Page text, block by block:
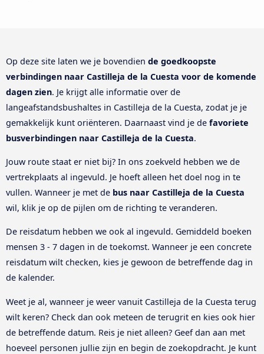
Op deze site laten we je bovendien de goedkoopste
verbindingen naar Castilleja de la Cuesta voor de komende
dagen zien. Je krijgt alle informatie over de
langeafstandsbushaltes in Castilleja de la Cuesta, zodat je je
gemakkelijk kunt oriënteren. Daarnaast vind je de favoriete
busverbindingen naar Castilleja de la Cuesta.
Jouw route staat er niet bij? In ons zoekveld hebben we de
vertrekplaats al ingevuld. Je hoeft alleen het doel nog in te
vullen. Wanneer je met de bus naar Castilleja de la Cuesta
wil, klik je op de pijlen om de richting te veranderen.
De reisdatum hebben we ook al ingevuld. Gemiddeld boeken
mensen 3 - 7 dagen in de toekomst. Wanneer je een concrete
reisdatum wilt checken, kies je gewoon de betreffende dag in
de kalender.
Weet je al, wanneer je weer vanuit Castilleja de la Cuesta terug
wilt keren? Check dan ook meteen de terugrit en kies ook hier
de betreffende datum. Reis je niet alleen? Geef dan aan met
hoeveel personen jullie zijn en begin de zoekopdracht. Je kunt